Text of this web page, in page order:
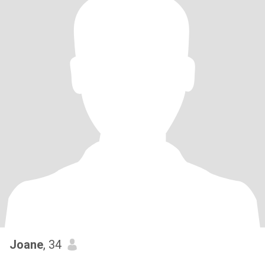
Joane, 34